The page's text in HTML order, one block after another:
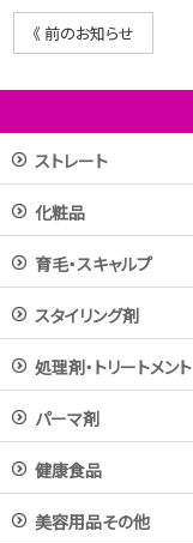
《 前のお知らせ
ストレート
化粧品
育毛・スキャルプ
スタイリング剤
処理剤・トリートメント
パーマ剤
健康食品
美容用品その他